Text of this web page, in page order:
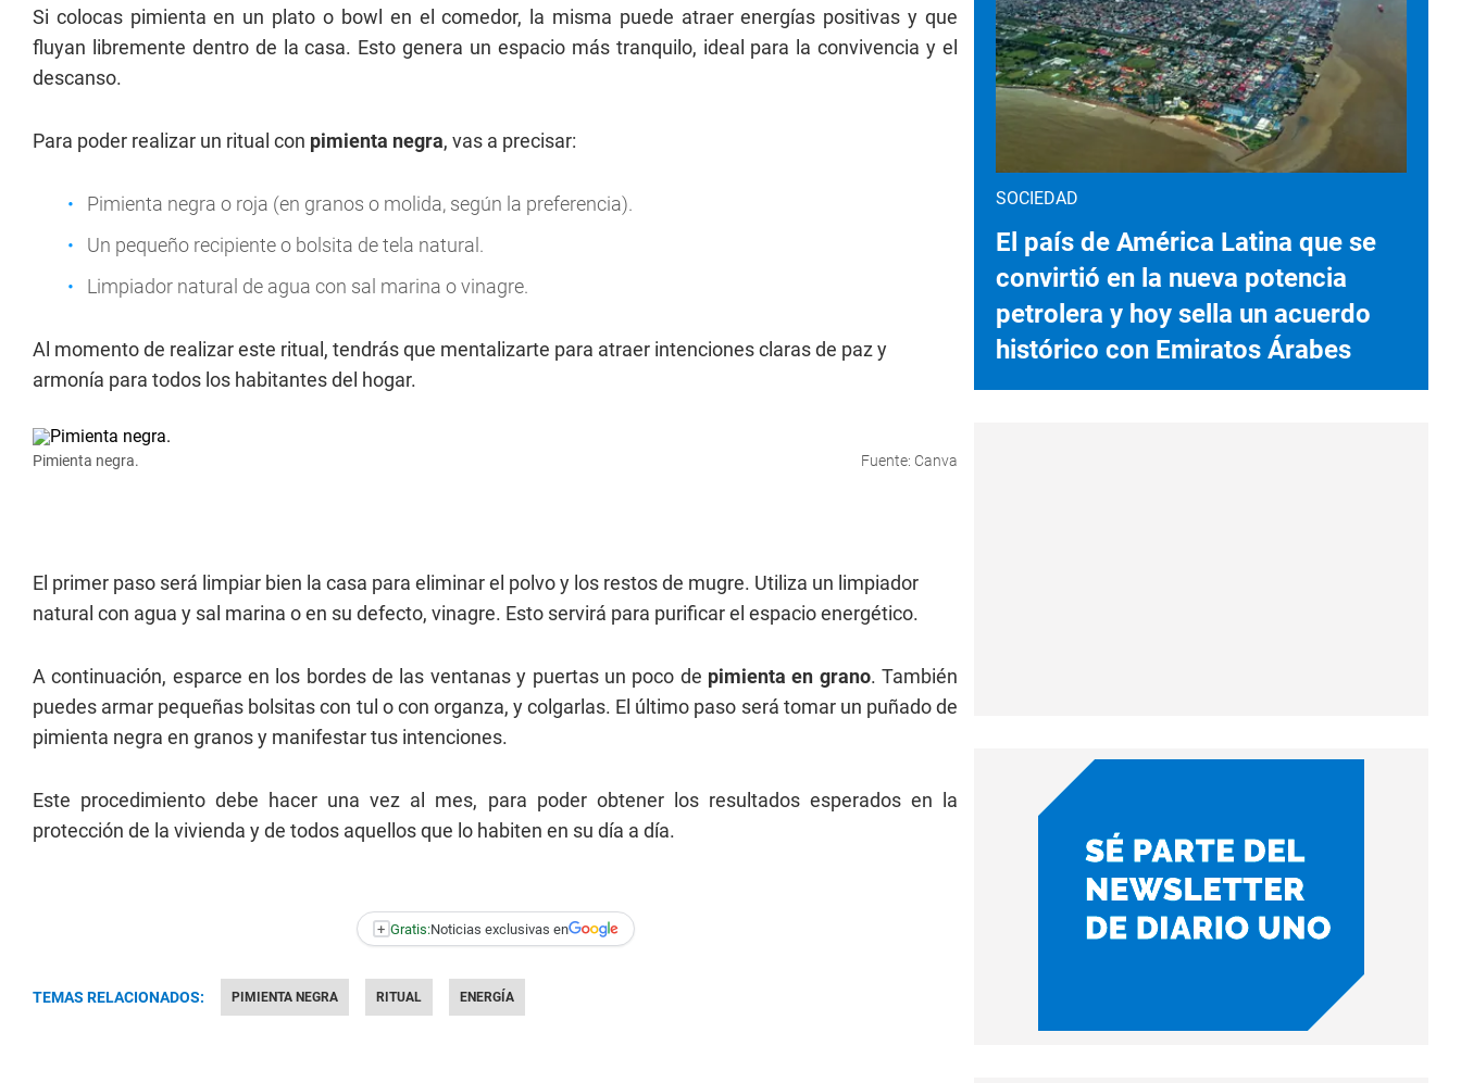
Si colocas pimienta en un plato o bowl en el comedor, la misma puede atraer energías positivas y que
fluyan libremente dentro de la casa. Esto genera un espacio más tranquilo, ideal para la convivencia y el
descanso.
Para poder realizar un ritual con pimienta negra, vas a precisar:
Pimienta negra o roja (en granos o molida, según la preferencia).
Un pequeño recipiente o bolsita de tela natural.
Limpiador natural de agua con sal marina o vinagre.
Al momento de realizar este ritual, tendrás que mentalizarte para atraer intenciones claras de paz y
armonía para todos los habitantes del hogar.
Pimienta negra. Fuente: Canva
El primer paso será limpiar bien la casa para eliminar el polvo y los restos de mugre. Utiliza un limpiador
natural con agua y sal marina o en su defecto, vinagre. Esto servirá para purificar el espacio energético.
A continuación, esparce en los bordes de las ventanas y puertas un poco de pimienta en grano. También
puedes armar pequeñas bolsitas con tul o con organza, y colgarlas. El último paso será tomar un puñado de
pimienta negra en granos y manifestar tus intenciones.
Este procedimiento debe hacer una vez al mes, para poder obtener los resultados esperados en la
protección de la vivienda y de todos aquellos que lo habiten en su día a día.
+ Gratis:Noticias exclusivas en
TEMAS RELACIONADOS: PIMIENTA NEGRA RITUAL ENERGÍA
SOCIEDAD
El país de América Latina que se
convirtió en la nueva potencia
petrolera y hoy sella un acuerdo
histórico con Emiratos Árabes